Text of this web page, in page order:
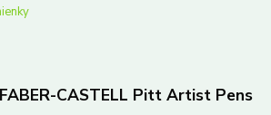
CASTELL Pitt Artist Pens